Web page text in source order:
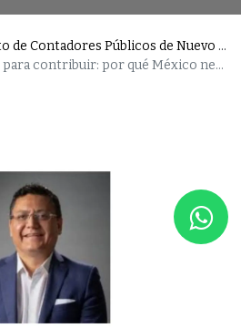
Publicaciones del Instituto de Contadores Públicos de Nuevo León
qué México necesita una cultura tributaria desde las aulas